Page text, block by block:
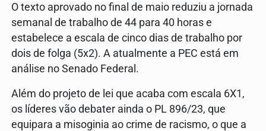
O texto aprovado no final de maio reduziu a jornada
semanal de trabalho de 44 para 40 horas e
estabelece a escala de cinco dias de trabalho por
dois de folga (5x2). A atualmente a PEC está em
análise no Senado Federal.
Além do projeto de lei que acaba com escala 6X1,
os líderes vão debater ainda o PL 896/23, que
equipara a misoginia ao crime de racismo, o que a